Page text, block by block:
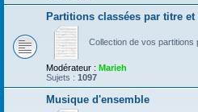
Partitions classées par titre et
Collection de vos partitions
Modérateur : Marieh
Sujets : 1097
Musique d'ensemble